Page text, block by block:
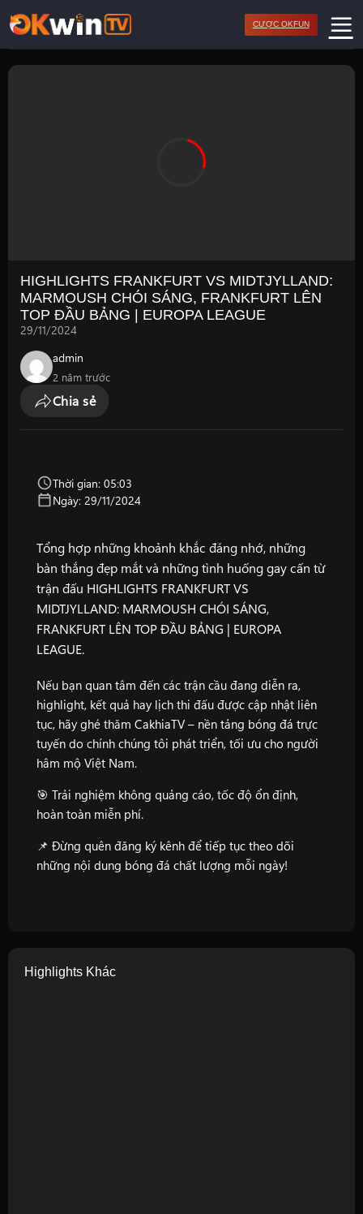
qua
nội
dung
CƯỢC OKFUN
HIGHLIGHTS FRANKFURT VS MIDTJYLLAND:
MARMOUSH CHÓI SÁNG, FRANKFURT LÊN
TOP ĐẦU BẢNG | EUROPA LEAGUE
29/11/2024
admin
2 năm trước
Chia sẻ
Thời gian: 05:03
Ngày: 29/11/2024
Tổng hợp những khoảnh khắc đáng nhớ, những
bàn thắng đẹp mắt và những tình huống gay cấn từ
trận đấu HIGHLIGHTS FRANKFURT VS
MIDTJYLLAND: MARMOUSH CHÓI SÁNG,
FRANKFURT LÊN TOP ĐẦU BẢNG | EUROPA
LEAGUE.
Nếu bạn quan tâm đến các trận cầu đang diễn ra,
highlight, kết quả hay lịch thi đấu được cập nhật liên
tục, hãy ghé thăm CakhiaTV – nền tảng bóng đá trực
tuyến do chính chúng tôi phát triển, tối ưu cho người
hâm mộ Việt Nam.
🎯 Trải nghiệm không quảng cáo, tốc độ ổn định,
hoàn toàn miễn phí.
📌 Đừng quên đăng ký kênh để tiếp tục theo dõi
những nội dung bóng đá chất lượng mỗi ngày!
Highlights Khác